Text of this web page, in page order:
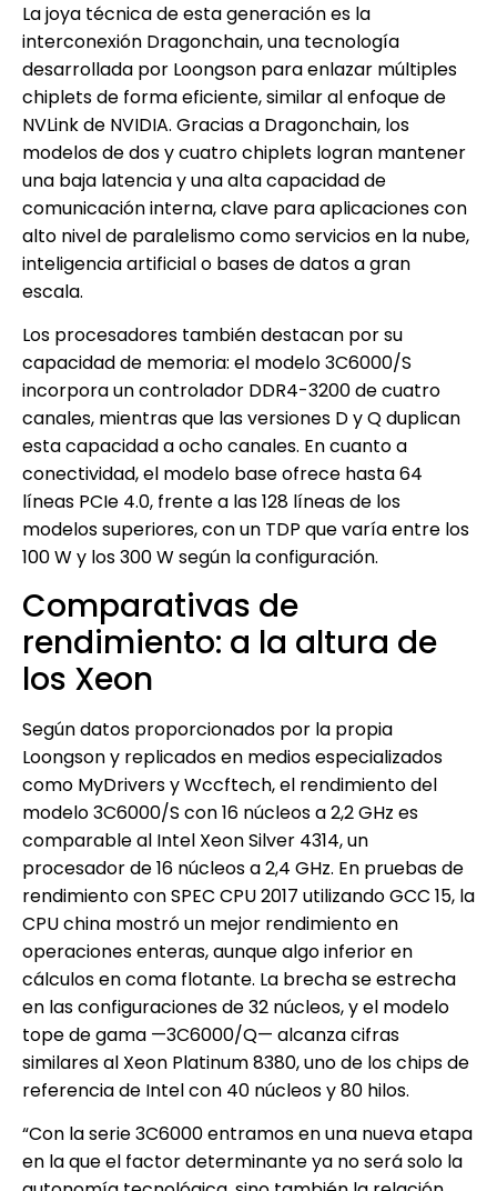
La joya técnica de esta generación es la
interconexión Dragonchain, una tecnología
desarrollada por Loongson para enlazar múltiples
chiplets de forma eficiente, similar al enfoque de
NVLink de NVIDIA. Gracias a Dragonchain, los
modelos de dos y cuatro chiplets logran mantener
una baja latencia y una alta capacidad de
comunicación interna, clave para aplicaciones con
alto nivel de paralelismo como servicios en la nube,
inteligencia artificial o bases de datos a gran
escala.
Los procesadores también destacan por su
capacidad de memoria: el modelo 3C6000/S
incorpora un controlador DDR4-3200 de cuatro
canales, mientras que las versiones D y Q duplican
esta capacidad a ocho canales. En cuanto a
conectividad, el modelo base ofrece hasta 64
líneas PCIe 4.0, frente a las 128 líneas de los
modelos superiores, con un TDP que varía entre los
100 W y los 300 W según la configuración.
Comparativas de
rendimiento: a la altura de
los Xeon
Según datos proporcionados por la propia
Loongson y replicados en medios especializados
como MyDrivers y Wccftech, el rendimiento del
modelo 3C6000/S con 16 núcleos a 2,2 GHz es
comparable al Intel Xeon Silver 4314, un
procesador de 16 núcleos a 2,4 GHz. En pruebas de
rendimiento con SPEC CPU 2017 utilizando GCC 15, la
CPU china mostró un mejor rendimiento en
operaciones enteras, aunque algo inferior en
cálculos en coma flotante. La brecha se estrecha
en las configuraciones de 32 núcleos, y el modelo
tope de gama —3C6000/Q— alcanza cifras
similares al Xeon Platinum 8380, uno de los chips de
referencia de Intel con 40 núcleos y 80 hilos.
“Con la serie 3C6000 entramos en una nueva etapa
en la que el factor determinante ya no será solo la